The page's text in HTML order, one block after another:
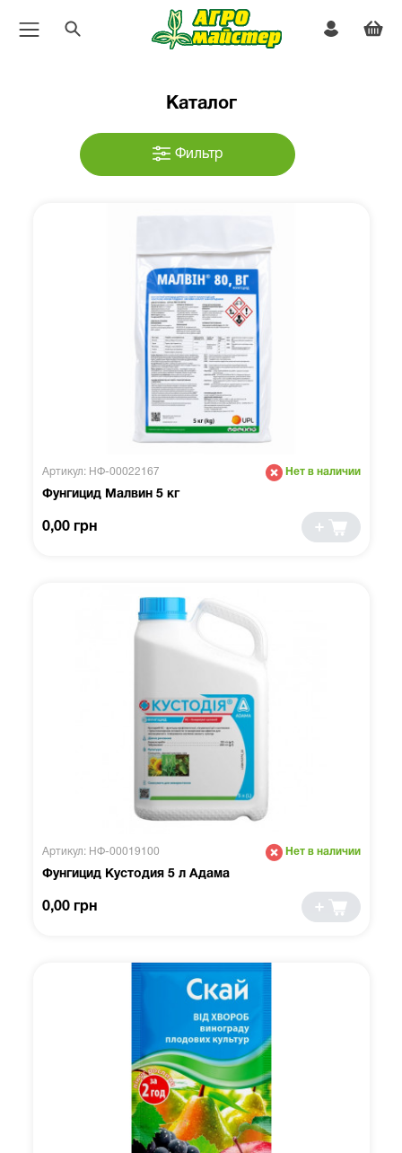
Каталог
Фильтр
Артикул: НФ-00022167 Нет в наличии
Фунгицид Малвин 5 кг
0,00 грн
Артикул: НФ-00019100 Нет в наличии
Фунгицид Кустодия 5 л Адама
0,00 грн